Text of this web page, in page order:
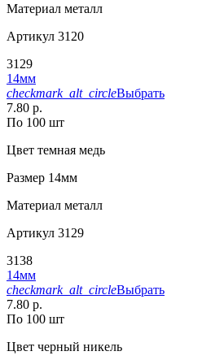
Материал металл
Артикул 3120
3129
14мм
checkmark_alt_circleВыбрать
7.80 р.
По 100 шт
Цвет темная медь
Размер 14мм
Материал металл
Артикул 3129
3138
14мм
checkmark_alt_circleВыбрать
7.80 р.
По 100 шт
Цвет черный никель